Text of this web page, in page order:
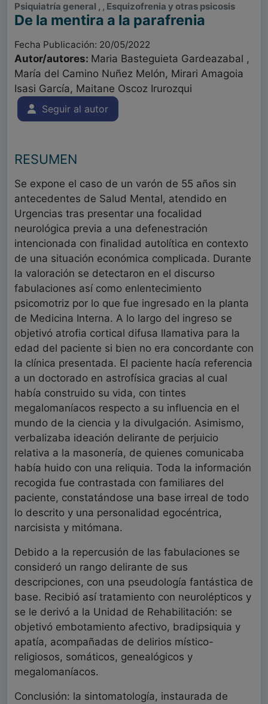
Psiquiatría general , , Esquizofrenia y otras psicosis
De la mentira a la parafrenia
Fecha Publicación: 20/05/2022
Autor/autores: Maria Basteguieta Gardeazabal ,
María del Camino Nuñez Melón, Mirari Amagoia
Isasi García, Maitane Oscoz Irurozqui
Seguir al autor
RESUMEN
Se expone el caso de un varón de 55 años sin
antecedentes de Salud Mental, atendido en
Urgencias tras presentar una focalidad
neurológica previa a una defenestración
intencionada con finalidad autolítica en contexto
de una situación económica complicada. Durante
la valoración se detectaron en el discurso
fabulaciones así como enlentecimiento
psicomotriz por lo que fue ingresado en la planta
de Medicina Interna. A lo largo del ingreso se
objetivó atrofia cortical difusa llamativa para la
edad del paciente si bien no era concordante con
la clínica presentada. El paciente hacía referencia
a un doctorado en astrofísica gracias al cual
había construido su vida, con tintes
megalomaníacos respecto a su influencia en el
mundo de la ciencia y la divulgación. Asimismo,
verbalizaba ideación delirante de perjuicio
relativa a la masonería, de quienes comunicaba
había huido con una reliquia. Toda la información
recogida fue contrastada con familiares del
paciente, constatándose una base irreal de todo
lo descrito y una personalidad egocéntrica,
narcisista y mitómana.
Debido a la repercusión de las fabulaciones se
consideró un rango delirante de sus
descripciones, con una pseudología fantástica de
base. Recibió así tratamiento con neurolépticos y
se le derivó a la Unidad de Rehabilitación: se
objetivó embotamiento afectivo, bradipsiquia y
apatía, acompañadas de delirios místico-
religiosos, somáticos, genealógicos y
megalomaníacos.
Conclusión: la sintomatología, instaurada de